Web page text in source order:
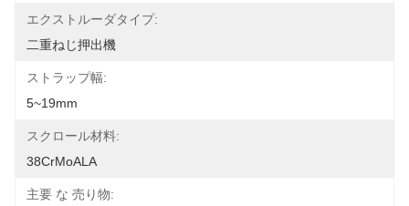
エクストルーダタイプ:
二重ねじ押出機
ストラップ幅:
5~19mm
スクロール材料:
38CrMoALA
主要 な 売り物: